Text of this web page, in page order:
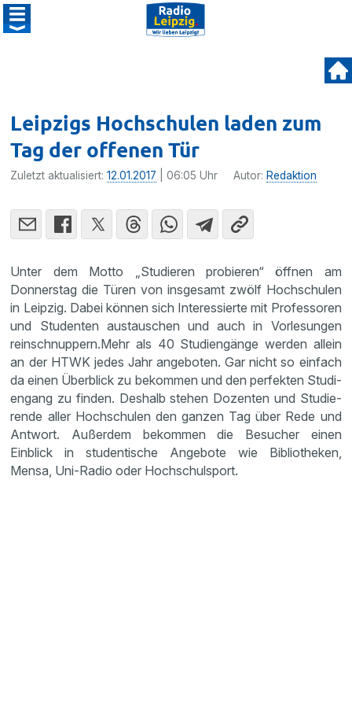
Leipzigs Hochschulen laden zum
Tag der offenen Tür
Zuletzt aktualisiert:12.01.2017 | 06:05 Uhr Autor: Redaktion
Unter dem Motto „Studieren probie­ren“ öffnen am
Donnerstag die Türen von insge­samt zwölf Hochschulen
in Leipzig. Dabei können sich Inter­es­sierte mit Profes­soren
und Studenten austau­schen und auch in Vorle­sungen
reinschnup­pern.Mehr als 40 Studi­en­gänge werden allein
an der HTWK jedes Jahr angeboten. Gar nicht so einfach
da einen Überblick zu bekommen und den perfekten Studi­
en­gang zu finden. Deshalb stehen Dozenten und Studie­
rende aller Hochschulen den ganzen Tag über Rede und
Antwort. Außerdem bekommen die Besucher einen
Einblick in studen­ti­sche Angebote wie Biblio­theken,
Mensa, Uni-Radio oder Hochschul­sport.